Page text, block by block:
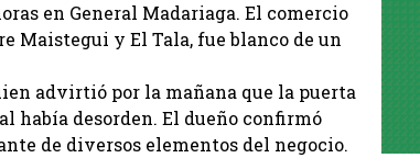
en General Madariaga. El comercio
Maistegui y El Tala, fue blanco de un
advirtió por la mañana que la puerta
había desorden. El dueño confirmó
de diversos elementos del negocio.